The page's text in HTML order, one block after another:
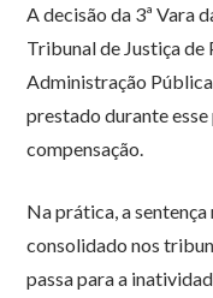
A decisão da 3ª Vara
Tribunal de Justiça de
Administração
prestado durante
compensação.
Na prática, a
consolidado nos
passa para a